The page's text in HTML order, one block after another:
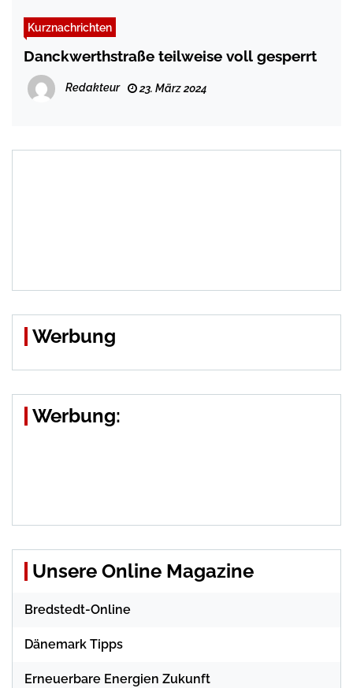
Kurznachrichten
Danckwerthstraße teilweise voll gesperrt
Redakteur 23. März 2024
Werbung
Werbung:
Unsere Online Magazine
Bredstedt-Online
Dänemark Tipps
Erneuerbare Energien Zukunft